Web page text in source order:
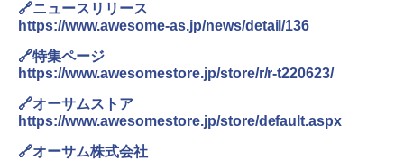
￥2,980
ニューエラ New Era キャップ メッシュキャ
サーフライダーファウンデーション Surfride
r Foundation コラボ Aフレーム メンズ レデ
ィース 帽子 スナップバック a-frame 9フォー
🔗ニュースリリース
https://www.awesome-as.jp/news/detail/136
🔗特集ページ
https://www.awesomestore.jp/store/r/r-t220623/
🔗オーサムストア
https://www.awesomestore.jp/store/default.aspx
🔗オーサム株式会社